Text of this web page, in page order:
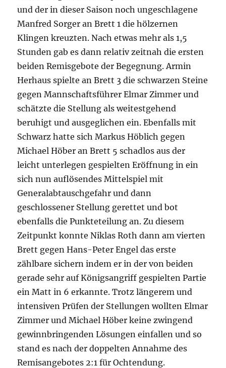
und der in dieser Saison noch ungeschlagene
Manfred Sorger an Brett 1 die hölzernen
Klingen kreuzten. Nach etwas mehr als 1,5
Stunden gab es dann relativ zeitnah die ersten
beiden Remisgebote der Begegnung. Armin
Herhaus spielte an Brett 3 die schwarzen Steine
gegen Mannschaftsführer Elmar Zimmer und
schätzte die Stellung als weitestgehend
beruhigt und ausgeglichen ein. Ebenfalls mit
Schwarz hatte sich Markus Höblich gegen
Michael Höber an Brett 5 schadlos aus der
leicht unterlegen gespielten Eröffnung in ein
sich nun auflösendes Mittelspiel mit
Generalabtauschgefahr und dann
geschlossener Stellung gerettet und bot
ebenfalls die Punkteteilung an. Zu diesem
Zeitpunkt konnte Niklas Roth dann am vierten
Brett gegen Hans-Peter Engel das erste
zählbare sichern indem er in der von beiden
gerade sehr auf Königsangriff gespielten Partie
ein Matt in 6 erkannte. Trotz längerem und
intensiven Prüfen der Stellungen wollten Elmar
Zimmer und Michael Höber keine zwingend
gewinnbringenden Lösungen einfallen und so
stand es nach der doppelten Annahme des
Remisangebotes 2:1 für Ochtendung.